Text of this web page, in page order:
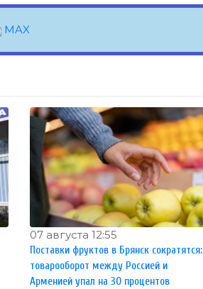
MAX
07 августа 12:55
Поставки фруктов в Брянск сократятся:
товарооборот между Россией и
Арменией упал на 30 процентов